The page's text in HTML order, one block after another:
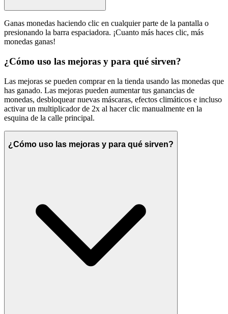
Ganas monedas haciendo clic en cualquier parte de la pantalla o
presionando la barra espaciadora. ¡Cuanto más haces clic, más
monedas ganas!
¿Cómo uso las mejoras y para qué sirven?
Las mejoras se pueden comprar en la tienda usando las monedas que
has ganado. Las mejoras pueden aumentar tus ganancias de
monedas, desbloquear nuevas máscaras, efectos climáticos e incluso
activar un multiplicador de 2x al hacer clic manualmente en la
esquina de la calle principal.
¿Cómo uso las mejoras y para qué sirven?